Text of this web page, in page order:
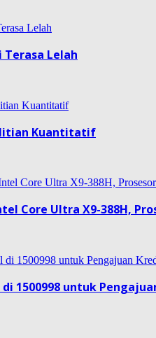
Lelah
Kuantitatif
Core Ultra X9-388H,
1500998 untuk